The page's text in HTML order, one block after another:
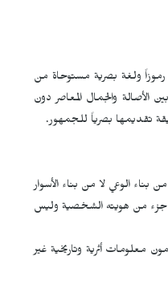
رموزاً ولغة بصرية مستوحاة من
الأصالة والجمال المعاصر دون
تقديمها بصرياً للجمهور.
بناء الوعي لا من بناء الأسوار
جزء من هويته الشخصية وليس
معلومات أثرية وتاريخية غير